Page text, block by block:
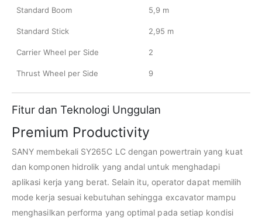
Standard Boom 5,9 m
Standard Stick 2,95 m
Carrier Wheel per Side 2
Thrust Wheel per Side 9
Fitur dan Teknologi Unggulan
Premium Productivity
SANY membekali SY265C LC dengan powertrain yang kuat
dan komponen hidrolik yang andal untuk menghadapi
aplikasi kerja yang berat. Selain itu, operator dapat memilih
mode kerja sesuai kebutuhan sehingga excavator mampu
menghasilkan performa yang optimal pada setiap kondisi